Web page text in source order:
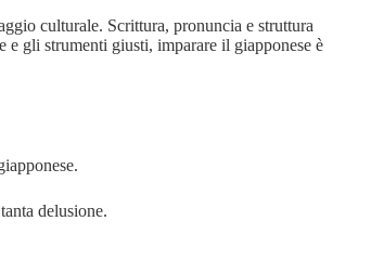
culturale. Scrittura, pronuncia e struttura
e gli strumenti giusti, imparare il giapponese è
delusione.